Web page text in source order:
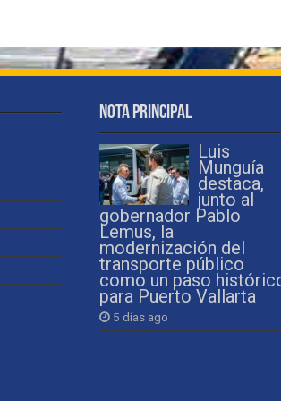
Nota Principal
Luis
Munguía
destaca,
junto al
gobernador Pablo
Lemus, la
modernización del
transporte público
como un paso
para Puerto Vallarta
5 días ago